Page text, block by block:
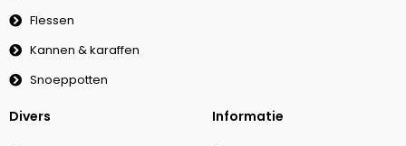
Flessen
Kannen & karaffen
Snoeppotten
Divers Informatie